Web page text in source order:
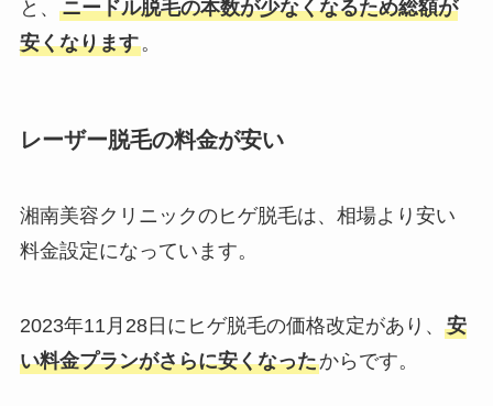
と、 ニードル脱毛の本数が少なくなるため総額が
安くなります。
レーザー脱毛の料金が安い
湘南美容クリニックのヒゲ脱毛は、相場より安い
料金設定になっています。
2023年11月28日にヒゲ脱毛の価格改定があり、 安
い料金プランがさらに安くなったからです。